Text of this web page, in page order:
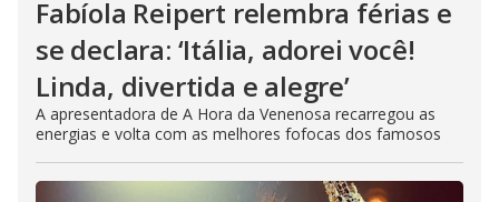
Fabíola Reipert relembra férias e
se declara: ‘Itália, adorei você!
Linda, divertida e alegre’
A apresentadora de A Hora da Venenosa recarregou as
energias e volta com as melhores fofocas dos famosos